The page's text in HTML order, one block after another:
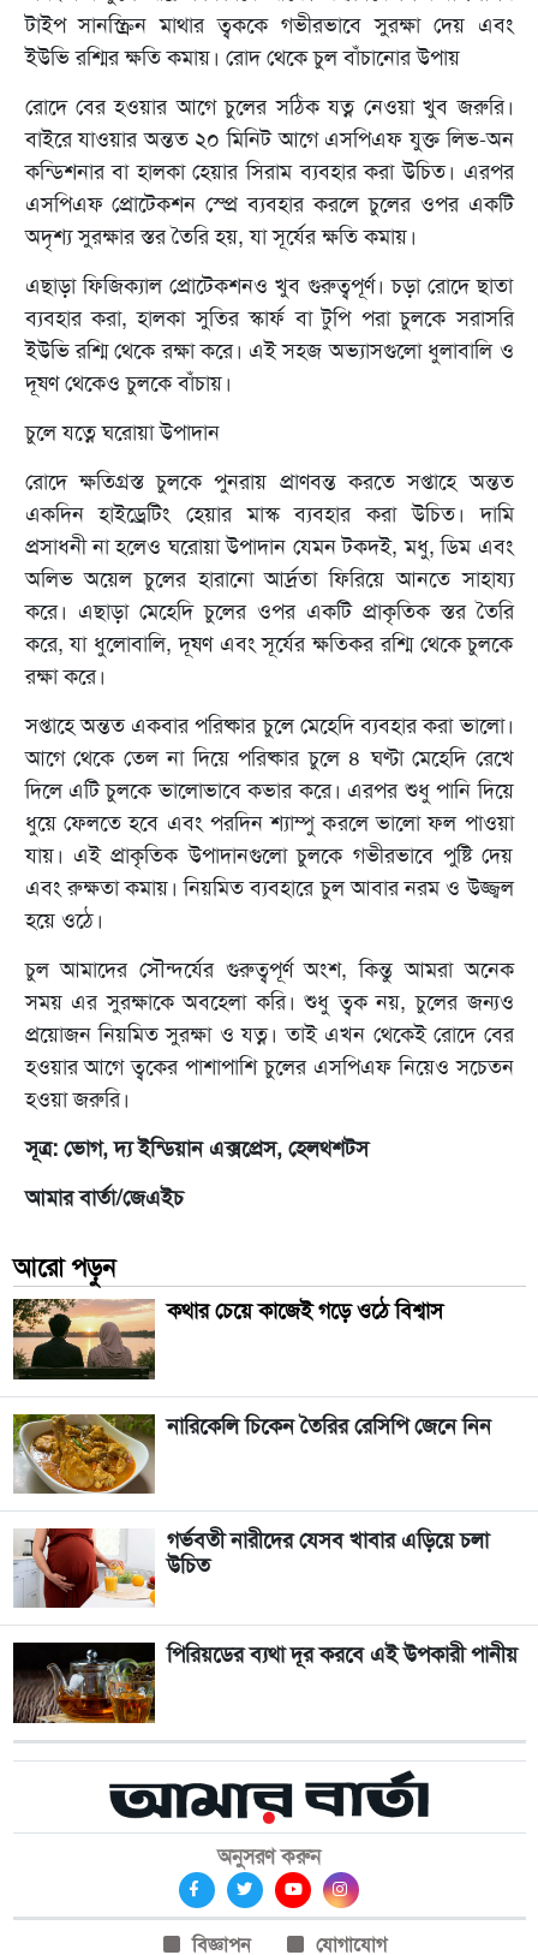
টাইপ সানস্ক্রিন মাথার ত্বককে গভীরভাবে সুরক্ষা দেয় এবং
ইউভি রশ্মির ক্ষতি কমায়। রোদ থেকে চুল বাঁচানোর উপায়
রোদে বের হওয়ার আগে চুলের সঠিক যত্ন নেওয়া খুব জরুরি।
বাইরে যাওয়ার অন্তত ২০ মিনিট আগে এসপিএফ যুক্ত লিভ-অন
কন্ডিশনার বা হালকা হেয়ার সিরাম ব্যবহার করা উচিত। এরপর
এসপিএফ প্রোটেকশন স্প্রে ব্যবহার করলে চুলের ওপর একটি
অদৃশ্য সুরক্ষার স্তর তৈরি হয়, যা সূর্যের ক্ষতি কমায়।
এছাড়া ফিজিক্যাল প্রোটেকশনও খুব গুরুত্বপূর্ণ। চড়া রোদে ছাতা
ব্যবহার করা, হালকা সুতির স্কার্ফ বা টুপি পরা চুলকে সরাসরি
ইউভি রশ্মি থেকে রক্ষা করে। এই সহজ অভ্যাসগুলো ধুলাবালি ও
দূষণ থেকেও চুলকে বাঁচায়।
চুলে যত্নে ঘরোয়া উপাদান
রোদে ক্ষতিগ্রস্ত চুলকে পুনরায় প্রাণবন্ত করতে সপ্তাহে অন্তত
একদিন হাইড্রেটিং হেয়ার মাস্ক ব্যবহার করা উচিত। দামি
প্রসাধনী না হলেও ঘরোয়া উপাদান যেমন টকদই, মধু, ডিম এবং
অলিভ অয়েল চুলের হারানো আর্দ্রতা ফিরিয়ে আনতে সাহায্য
করে। এছাড়া মেহেদি চুলের ওপর একটি প্রাকৃতিক স্তর তৈরি
করে, যা ধুলোবালি, দূষণ এবং সূর্যের ক্ষতিকর রশ্মি থেকে চুলকে
রক্ষা করে।
সপ্তাহে অন্তত একবার পরিষ্কার চুলে মেহেদি ব্যবহার করা ভালো।
আগে থেকে তেল না দিয়ে পরিষ্কার চুলে ৪ ঘণ্টা মেহেদি রেখে
দিলে এটি চুলকে ভালোভাবে কভার করে। এরপর শুধু পানি দিয়ে
ধুয়ে ফেলতে হবে এবং পরদিন শ্যাম্পু করলে ভালো ফল পাওয়া
যায়। এই প্রাকৃতিক উপাদানগুলো চুলকে গভীরভাবে পুষ্টি দেয়
এবং রুক্ষতা কমায়। নিয়মিত ব্যবহারে চুল আবার নরম ও উজ্জ্বল
হয়ে ওঠে।
চুল আমাদের সৌন্দর্যের গুরুত্বপূর্ণ অংশ, কিন্তু আমরা অনেক
সময় এর সুরক্ষাকে অবহেলা করি। শুধু ত্বক নয়, চুলের জন্যও
প্রয়োজন নিয়মিত সুরক্ষা ও যত্ন। তাই এখন থেকেই রোদে বের
হওয়ার আগে ত্বকের পাশাপাশি চুলের এসপিএফ নিয়েও সচেতন
হওয়া জরুরি।
সূত্র: ভোগ, দ্য ইন্ডিয়ান এক্সপ্রেস, হেলথশটস
আমার বার্তা/জেএইচ
আরো পড়ুন
কথার চেয়ে কাজেই গড়ে ওঠে বিশ্বাস
নারিকেলি চিকেন তৈরির রেসিপি জেনে নিন
গর্ভবতী নারীদের যেসব খাবার এড়িয়ে চলা
উচিত
পিরিয়ডের ব্যথা দূর করবে এই উপকারী পানীয়
অনুসরণ করুন
বিজ্ঞাপন যোগাযোগ